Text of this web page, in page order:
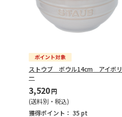
ストウブ ボウル14cm アイボリ
ー
3,520円
(送料別・税込)
獲得ポイント： 35 pt